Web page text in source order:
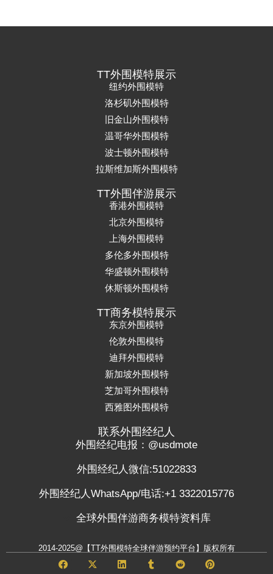
TT外围模特展示
纽约外围模特
洛杉矶外围模特
旧金山外围模特
温哥华外围模特
波士顿外围模特
拉斯维加斯外围模特
TT外围伴游展示
香港外围模特
北京外围模特
上海外围模特
多伦多外围模特
华盛顿外围模特
休斯顿外围模特
TT商务模特展示
东京外围模特
伦敦外围模特
迪拜外围模特
新加坡外围模特
芝加哥外围模特
西雅图外围模特
联系外围经纪人
外围经纪电报：@usdmote
外围经纪人微信:51022833
外围经纪人WhatsApp/电话:+1 3322015776
全球外围伴游商务模特资料库
2014-2025@【TT外围模特全球伴游预约平台】版权所有